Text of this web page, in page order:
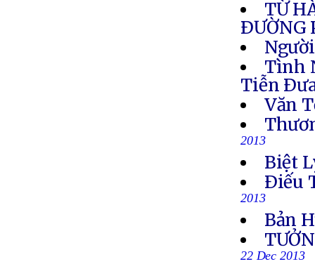
TỪ
ÐƯỜNG
Tình
Tiễn
Văn
2013
Biệt
Ðiếu
2013
Bản
22 Dec 2013